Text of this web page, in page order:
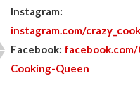
Instagram:
instagram.com/
Facebook: facebook.com/
Cooking-Queen